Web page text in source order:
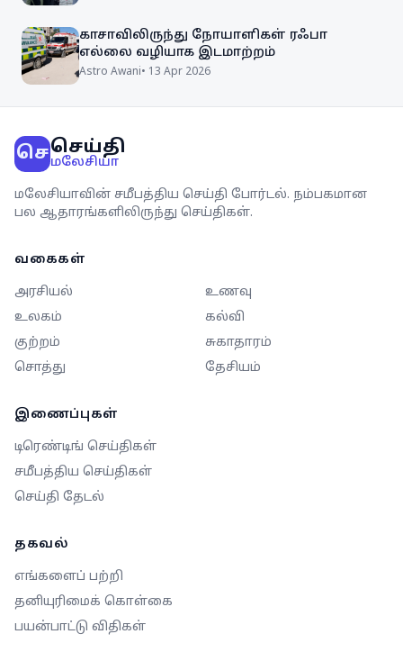
காசாவிலிருந்து நோயாளிகள் ரஃபா
எல்லை வழியாக இடமாற்றம்
Astro Awani• 13 Apr 2026
செசெய்தி
மலேசியா
மலேசியாவின் சமீபத்திய செய்தி போர்டல். நம்பகமான
பல ஆதாரங்களிலிருந்து செய்திகள்.
வகைகள்
அரசியல்
உணவு
உலகம்
கல்வி
குற்றம்
சுகாதாரம்
சொத்து
தேசியம்
இணைப்புகள்
டிரெண்டிங் செய்திகள்
சமீபத்திய செய்திகள்
செய்தி தேடல்
தகவல்
எங்களைப் பற்றி
தனியுரிமைக் கொள்கை
பயன்பாட்டு விதிகள்